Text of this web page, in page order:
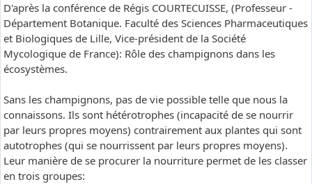
D'après la conférence de Régis COURTECUISSE, (Professeur -
Département Botanique. Faculté des Sciences Pharmaceutiques
et Biologiques de Lille, Vice-président de la Société
Mycologique de France): Rôle des champignons dans les
écosystèmes.
Sans les champignons, pas de vie possible telle que nous la
connaissons. Ils sont hétérotrophes (incapacité de se nourrir
par leurs propres moyens) contrairement aux plantes qui sont
autotrophes (qui se nourrissent par leurs propres moyens).
Leur manière de se procurer la nourriture permet de les classer
en trois groupes: